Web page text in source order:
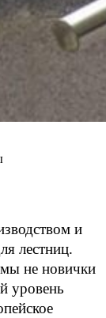
и
лестниц.
не новички
уровень